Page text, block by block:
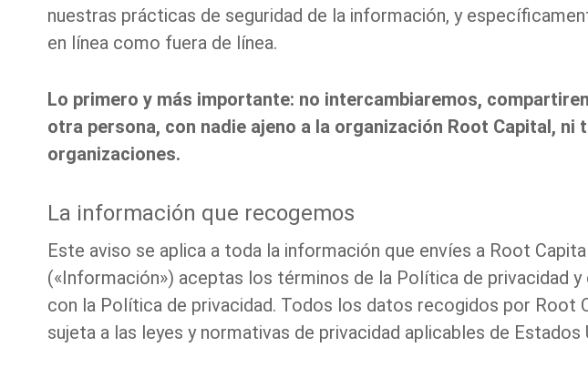
nuestras prácticas de seguridad de la información, y
en línea como fuera de línea.
Lo primero y más importante: no intercambiaremos,
otra persona, con nadie ajeno a la organización Root Capital,
organizaciones.
La información que recogemos
Este aviso se aplica a toda la información que envíes a Root
(«Información») aceptas los términos de la Política de privacidad
con la Política de privacidad. Todos los datos recogidos por
sujeta a las leyes y normativas de privacidad aplicables de